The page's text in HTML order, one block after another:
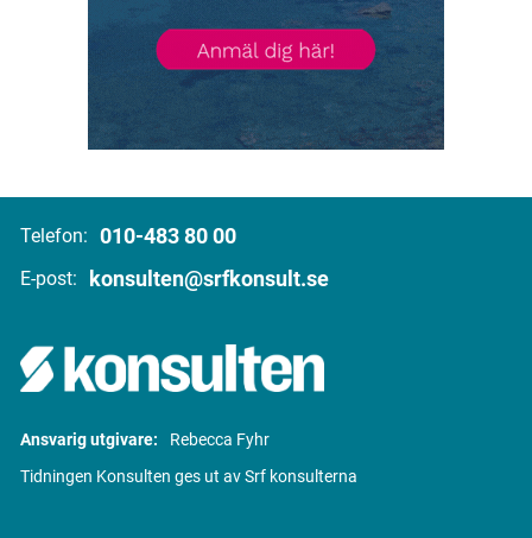
Telefon: 010-483 80 00
E-post: konsulten@srfkonsult.se
Ansvarig utgivare:
Rebecca Fyhr
Tidningen Konsulten ges ut av Srf konsulterna